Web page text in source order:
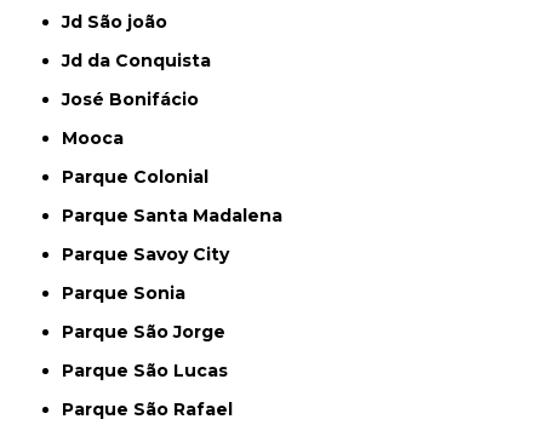
Jd São joão
Jd da Conquista
José Bonifácio
Mooca
Parque Colonial
Parque Santa Madalena
Parque Savoy City
Parque Sonia
Parque São Jorge
Parque São Lucas
Parque São Rafael